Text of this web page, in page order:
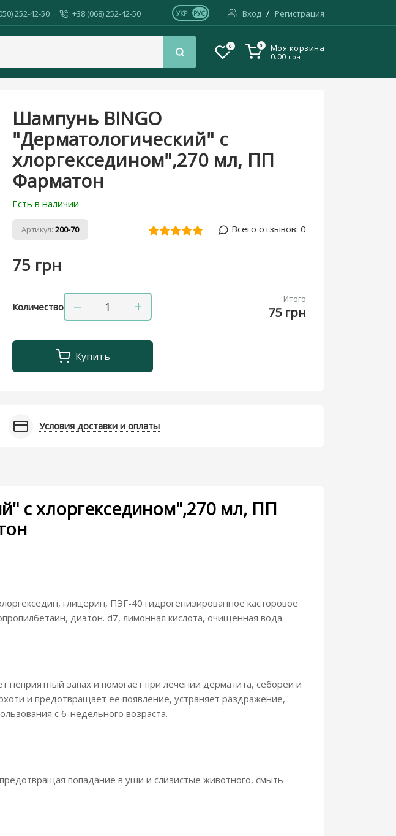
252-42-50 +38 (068) 252-42-50 УКР РУС Вход / Регистрация
0 0 Моя корзина
0.00 грн.
с хлоргекседином",270 мл, ПП Фарматон
Шампунь BINGO
"Дерматологический" с
хлоргекседином",270 мл, ПП
Фарматон
Есть в наличии
Артикул: 200-70 Всего отзывов: 0
75 грн
Количество − + Итого
75 грн
Купить
Условия доставки и оплаты
с хлоргекседином",270 мл, ПП
глицерин, ПЭГ-40 гидрогенизированное касторовое
диэтон. d7, лимонная кислота, очищенная вода.
запах и помогает при лечении дерматита, себореи и
и предотвращает ее появление, устраняет раздражение,
с 6-недельного возраста.
попадание в уши и слизистые животного, смыть